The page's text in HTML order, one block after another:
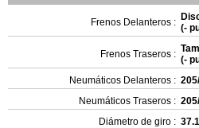
Frenos Delanteros : (-
Frenos Traseros : (-
Neumáticos Delanteros :
Neumáticos Traseros :
Diámetro de giro :